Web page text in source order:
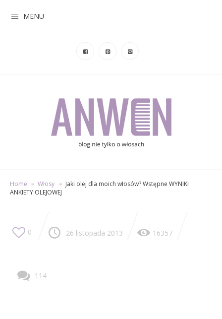
MENU
Home Włosy
Jaki olej dla moich włosów? Wstępne WYNIKI
ANKIETY OLEJOWEJ
0 26 listopada 2013 16357
114